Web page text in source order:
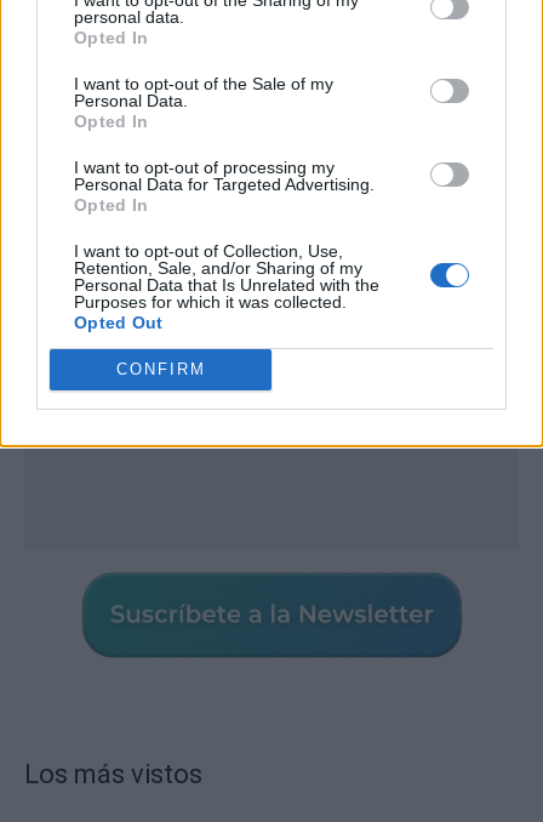
personal data.
Opted In
I want to opt-out of the Sale of my
Personal Data.
Opted In
I want to opt-out of processing my
Personal Data for Targeted Advertising.
Opted In
I want to opt-out of Collection, Use,
Retention, Sale, and/or Sharing of my
Personal Data that Is Unrelated with the
Purposes for which it was collected.
Opted Out
CONFIRM
Publicidad
Los más vistos